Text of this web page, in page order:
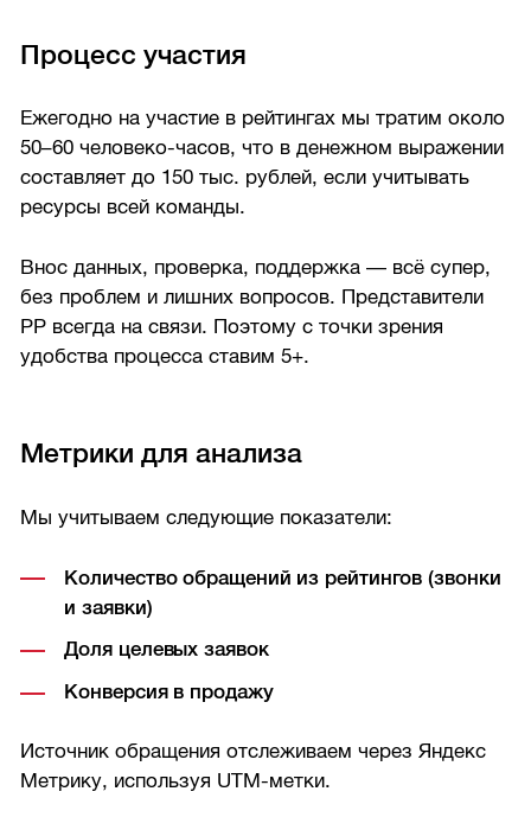
Процесс участия
Ежегодно на участие в рейтингах мы тратим около
50–60 человеко-часов, что в денежном выражении
составляет до 150 тыс. рублей, если учитывать
ресурсы всей команды.
Внос данных, проверка, поддержка — всё супер,
без проблем и лишних вопросов. Представители
РР всегда на связи. Поэтому с точки зрения
удобства процесса ставим 5+.
Метрики для анализа
Мы учитываем следующие показатели:
Количество обращений из рейтингов (звонки
и заявки)
Доля целевых заявок
Конверсия в продажу
Источник обращения отслеживаем через Яндекс
Метрику, используя UTM-метки.